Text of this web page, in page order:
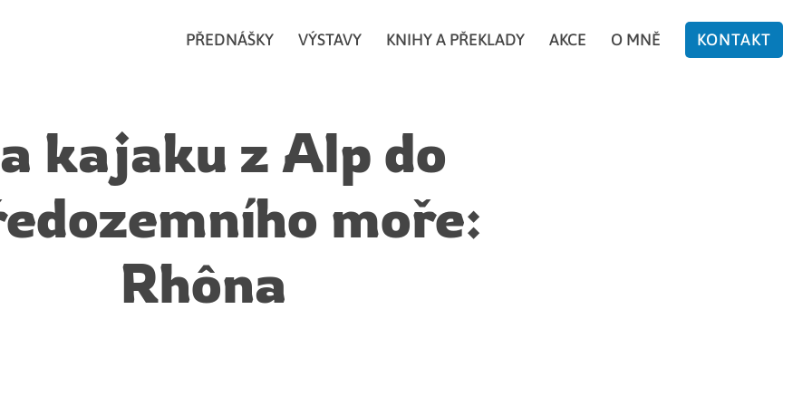
PŘEDNÁŠKY VÝSTAVY KNIHY A PŘEKLADY AKCE O MNĚ KONTAKT
kajaku z Alp do
moře:
Rhôna